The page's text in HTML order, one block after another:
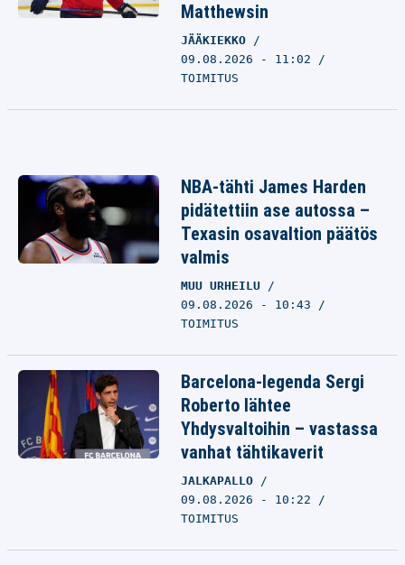
Matthewsin
JÄÄKIEKKO
09.08.2026 - 11:02
TOIMITUS
NBA-tähti James Harden
pidätettiin ase autossa –
Texasin osavaltion päätös
valmis
MUU URHEILU
09.08.2026 - 10:43
TOIMITUS
Barcelona-legenda Sergi
Roberto lähtee
Yhdysvaltoihin – vastassa
vanhat tähtikaverit
JALKAPALLO
09.08.2026 - 10:22
TOIMITUS